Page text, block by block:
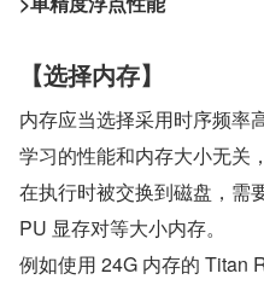
【选择内存】
内存应当选择采用时序频率
学习的性能和内存大小无关
在执行时被交换到磁盘，需
PU 显存对等大小内存。
例如使用 24G 内存的 Titan